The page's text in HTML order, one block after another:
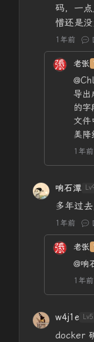
码，一
惜还是没
1年前
老张
导出
的
文件
美降
1年前
响石潭
多年过
1年前
老张
@响
1年前
w4j1e
docker